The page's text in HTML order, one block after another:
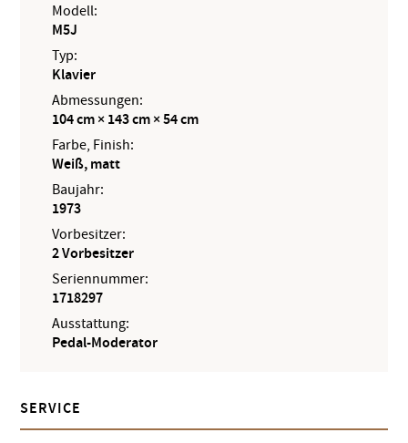
Modell:
M5J
Typ:
Klavier
Abmessungen:
104 cm × 143 cm × 54 cm
Farbe, Finish:
Weiß, matt
Baujahr:
1973
Vorbesitzer:
2 Vorbesitzer
Seriennummer:
1718297
Ausstattung:
Pedal-Moderator
SERVICE